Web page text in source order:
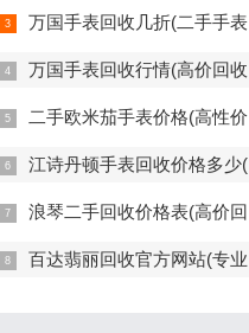
万国手表回收几折(二手手表回收价格如何评估)
万国手表回收行情(高价回收指南)
二手欧米茄手表价格(高性价比的二手欧米茄手表推荐)
江诗丹顿手表回收价格多少(高价回收指南)
浪琴二手回收价格表(高价回收，快速评估，全面解读)
百达翡丽回收官方网站(专业回收服务，高价回收，轻松变现)